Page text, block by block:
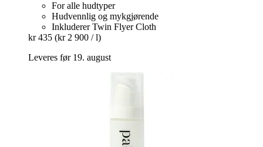
For alle hudtyper
Hudvennlig og mykgjørende
Inkluderer Twin Flyer Cloth
kr 435 (kr 2 900 / l)
Leveres før 19. august